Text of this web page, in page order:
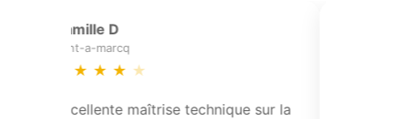
technique sur la
Réfection partielle de toiture